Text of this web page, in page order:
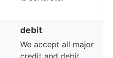
debit
We accept all major
credit and debit